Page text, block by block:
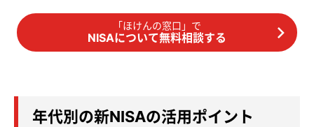
「ほけんの窓口」で
NISAについて無料相談する
年代別の新NISAの活用ポイント